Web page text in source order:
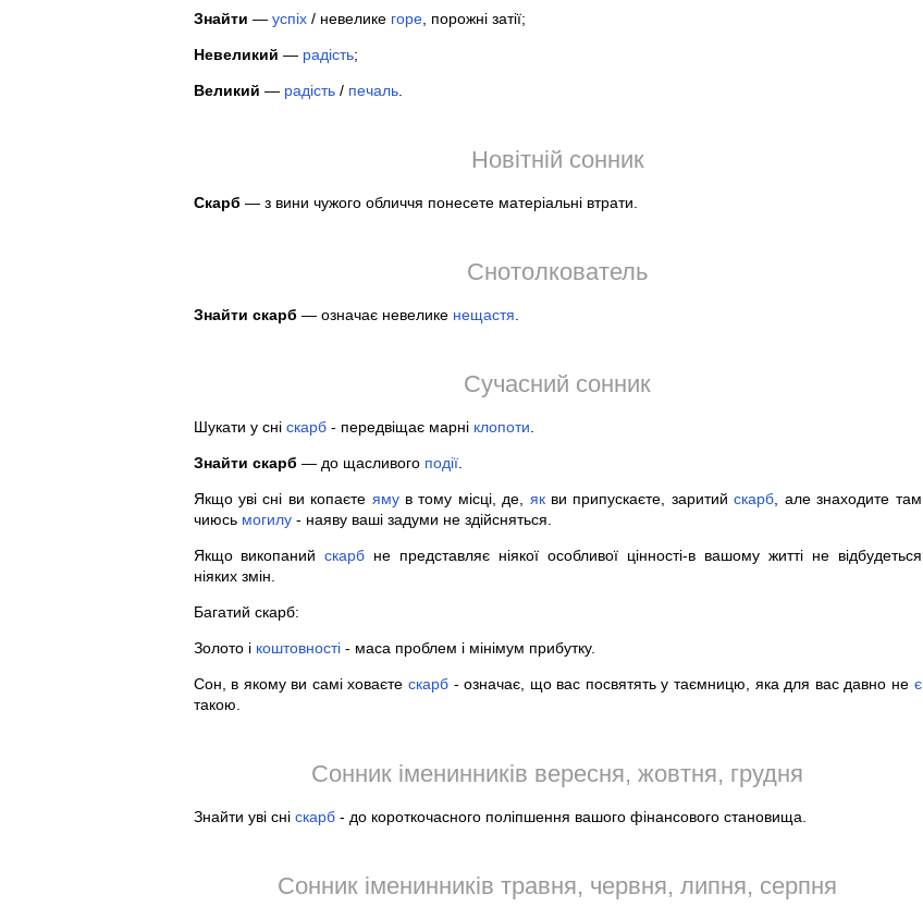
Знайти — успіх/ невелике горе, порожні затії;
Невеликий — радість;
Великий — радість/ печаль.
Новітній сонник
Скарб — з вини чужого обличчя понесете матеріальні втрати.
Снотолкователь
Знайти скарб — означає невелике нещастя
Сучасний сонник
Шукати у сні скарб- передвіщає марні клопоти
Знайти скарб — до щасливого події.
Якщо уві сні ви копаєте ямув тому місці, де, якви припускаєте, заритийскарб , але знаходите там
чиюсь могилу- наяву ваші задуми не здійсняться.
Якщо викопанийскарб не представляє ніякої особливої цінності-в вашому житті не відбудеться
ніяких змін.
Багатий скарб:
Золото і коштовності- маса проблем і мінімум прибутку.
Сон, в якому ви самі ховаєте скарб- означає, що вас посвятять у таємницю, яка для вас давно не є
такою.
Сонник іменинників вересня, жовтня, грудня
Знайти уві сні скарб- до короткочасного поліпшення вашого фінансового становища.
Сонник іменинників травня, червня, липня, серпня